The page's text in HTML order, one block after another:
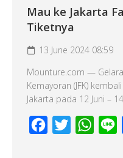
Mau ke Jakarta
Tiketnya
13 June 2024 08:59
Mounture.com —
Kemayoran (JFK)
Jakarta pada 12 Juni –
Facebook
Twitter